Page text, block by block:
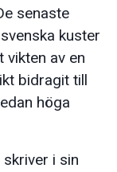
senaste
kuster
vikten av en
bidragit till
höga
i sin